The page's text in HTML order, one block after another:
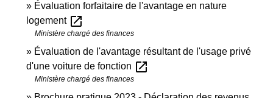
Évaluation forfaitaire de l'avantage en nature
logement open_in_new
Ministère chargé des finances
Évaluation de l'avantage résultant de l'usage privé
d'une voiture de fonction open_in_new
Ministère chargé des finances